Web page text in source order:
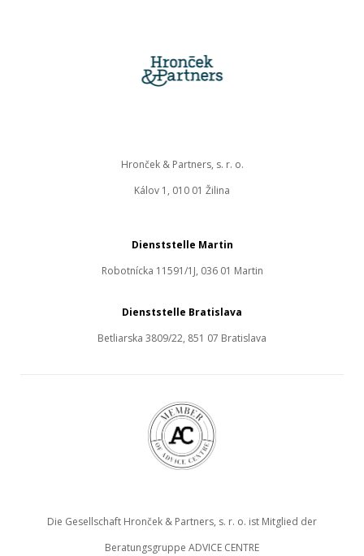
Dienststelle Martin
Robotnícka 11591/1J, 036 01 Martin
Hronček & Partners, s. r. o.
Kálov 1, 010 01 Žilina
Dienststelle Bratislava
Betliarska 3809/22, 851 07 Bratislava
Die Gesellschaft Hronček & Partners, s. r. o. ist Mitglied der
Beratungsgruppe ADVICE CENTRE